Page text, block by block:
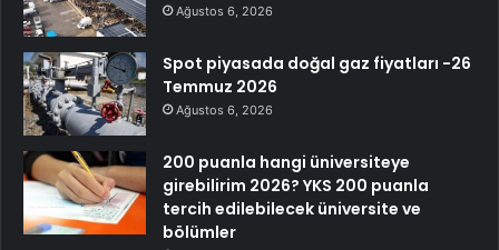
Ağustos 6, 2026
Spot piyasada doğal gaz fiyatları -26
Temmuz 2026
Ağustos 6, 2026
200 puanla hangi üniversiteye
girebilirim 2026? YKS 200 puanla
tercih edilebilecek üniversite ve
bölümler